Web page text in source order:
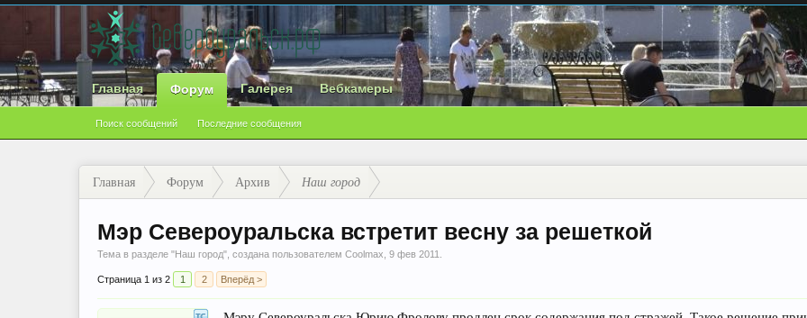
Главная Форум
Поиск сообщений Последние сообщения
Галерея Вебкамеры
Главная Форум Архив Наш город
Мэр Североуральска встретит весну за решеткой
Тема в разделе "Наш город", создана пользователем Coolmax 9 фев 2011
Страница 1 из 2 1 2 Вперёд >